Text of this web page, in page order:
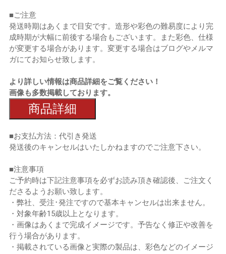
■ご注意
発送時期はあくまで目安です。造形や彩色の難易度により完
成時期が大幅に前後する場合もございます。また彩色、仕様
が変更する場合があります。変更する場合はブログやメルマ
ガにてお知らせ致します。
より詳しい情報は商品詳細をご覧ください！
画像も多数掲載しております。
商品詳細
■お支払方法：代引き発送
発送後のキャンセルはいたしかねますのでご注意下さい。
■注意事項
ご予約時は下記注意事項を必ずお読み頂き確認後、ご注文く
ださるようお願い致します。
・弊社、受注･発注ですので基本キャンセルは出来ません。
・対象年齢15歳以上となります。
・画像はあくまで完成イメージです。予告なく修正や改善を
行う場合があります。
・掲載されている画像と実際の製品は、彩色などのイメージ